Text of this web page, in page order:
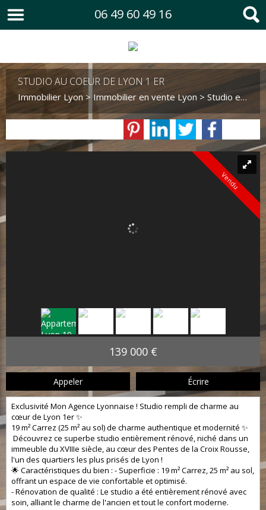
06 49 60 49 16
STUDIO AU COEUR DE LYON 1 ER
Immobilier Lyon >Immobilier en vente Lyon > Studio en vente Lyon
Vendu
139 000 €
Appeler Écrire
Exclusivité Mon Agence Lyonnaise ! Studio rempli de charme au
cœur de Lyon 1er ✨
19 m² Carrez (25 m² au sol) de charme authentique et modernité ✨
Découvrez ce superbe studio entièrement rénové, niché dans un
immeuble du XVIIIe siècle, au cœur des Pentes de la Croix Rousse,
l'un des quartiers les plus prisés de Lyon !
🌟 Caractéristiques du bien : - Superficie : 19 m² Carrez, 25 m² au sol,
offrant un espace de vie confortable et optimisé.
- Rénovation de qualité : Le studio a été entièrement rénové avec
soin, alliant le charme de l'ancien et tout le confort moderne.